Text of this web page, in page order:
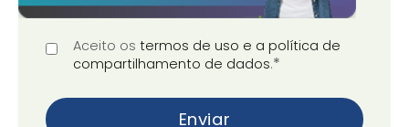
Aceito os termos de uso e a política de
compartilhamento de dados.*